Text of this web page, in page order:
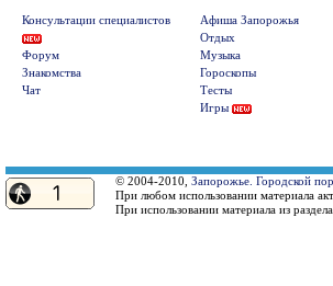
Консультации специалистов
Форум
Знакомства
Чат
Афиша Запорожья
Отдых
Музыка
Гороскопы
Тесты
Игры
© 2004-2010, Запорожье. Городской
При любом использовании материала
При использовании материала из раздела